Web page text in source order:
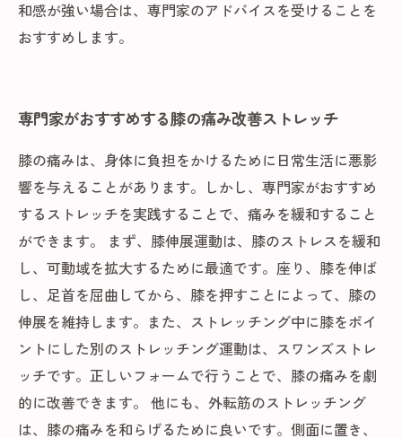
和感が強い場合は、専門家のアドバイスを受けることを
おすすめします。
専門家がおすすめする膝の痛み改善ストレッチ
膝の痛みは、身体に負担をかけるために日常生活に悪影
響を与えることがあります。しかし、専門家がおすすめ
するストレッチを実践することで、痛みを緩和すること
ができます。 まず、膝伸展運動は、膝のストレスを緩和
し、可動域を拡大するために最適です。座り、膝を伸ば
し、足首を屈曲してから、膝を押すことによって、膝の
伸展を維持します。また、ストレッチング中に膝をポイ
ントにした別のストレッチング運動は、スワンズストレ
ッチです。正しいフォームで行うことで、膝の痛みを劇
的に改善できます。 他にも、外転筋のストレッチング
は、膝の痛みを和らげるために良いです。側面に置き、